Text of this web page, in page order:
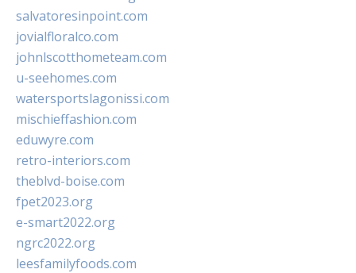
salvatoresinpoint.com
jovialfloralco.com
johnlscotthometeam.com
u-seehomes.com
watersportslagonissi.com
mischieffashion.com
eduwyre.com
retro-interiors.com
theblvd-boise.com
fpet2023.org
e-smart2022.org
ngrc2022.org
leesfamilyfoods.com